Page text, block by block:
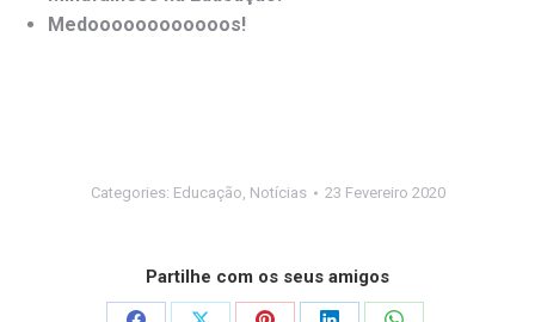
Medoooooooooooos!
Categories: Educação, Notícias 23 Fevereiro 2020
Partilhe com os seus amigos